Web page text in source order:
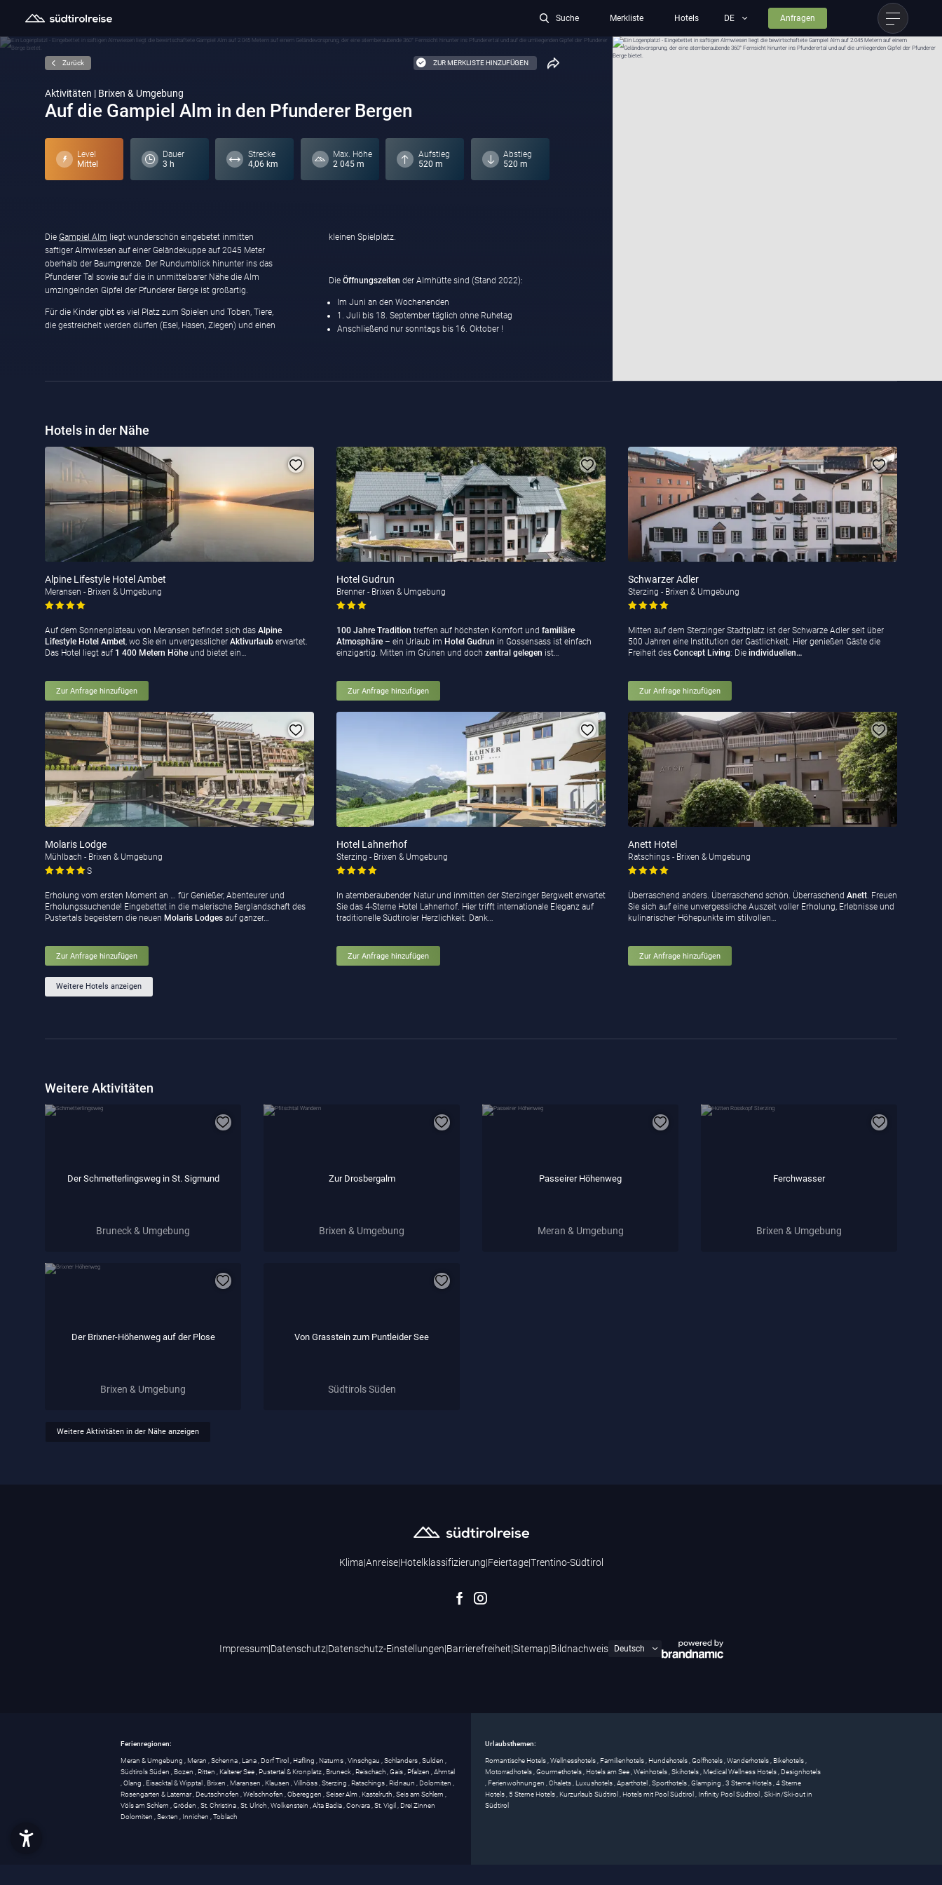
Suche Merkliste Hotels Anfragen
ZUR MERKLISTE HINZUFÜGEN
Zurück
Aktivitäten | Brixen & Umgebung
Auf die Gampiel Alm in den Pfunderer Bergen
Level
Mittel
Dauer
3 h
Strecke
4,06 km
Max. Höhe
2 045 m
Aufstieg
520 m
Abstieg
520 m
Die Gampiel Alm liegt wunderschön eingebetet inmitten
saftiger Almwiesen auf einer Geländekuppe auf 2045 Meter
oberhalb der Baumgrenze. Der Rundumblick hinunter ins das
Pfunderer Tal sowie auf die in unmittelbarer Nähe die Alm
umzingelnden Gipfel der Pfunderer Berge ist großartig.
Für die Kinder gibt es viel Platz zum Spielen und Toben, Tiere,
die gestreichelt werden dürfen (Esel, Hasen, Ziegen) und einen
kleinen Spielplatz.
Die Öffnungszeiten der Almhütte sind (Stand 2022):
Im Juni an den Wochenenden
1. Juli bis 18. September täglich ohne Ruhetag
Anschließend nur sonntags bis 16. Oktober !
Hotels in der Nähe
Alpine Lifestyle Hotel Ambet
Meransen - Brixen & Umgebung
Auf dem Sonnenplateau von Meransen befindet sich das Alpine
Lifestyle Hotel Ambet, wo Sie ein unvergesslicher Aktivurlaub erwartet.
Das Hotel liegt auf 1 400 Metern Höhe und bietet ein…
Zur Anfrage hinzufügen
Hotel Gudrun
Brenner - Brixen & Umgebung
100 Jahre Tradition treffen auf höchsten Komfort und familiäre
Atmosphäre– ein Urlaub im Hotel Gudrun in Gossensass ist einfach
einzigartig. Mitten im Grünen und doch zentral gelegen ist…
Zur Anfrage hinzufügen
Schwarzer Adler
Sterzing - Brixen & Umgebung
Mitten auf dem Sterzinger Stadtplatz ist der Schwarze Adler seit über
500 Jahren eine Institution der Gastlichkeit. Hier genießen Gäste die
Freiheit des Concept Living: Dieindividuellen…
Zur Anfrage hinzufügen
Molaris Lodge
Mühlbach - Brixen & Umgebung
S
Erholung vom ersten Moment an … für Genießer, Abenteurer und
Erholungssuchende! Eingebettet in die malerische Berglandschaft des
Pustertals begeistern die neuen Molaris Lodges auf ganzer…
Zur Anfrage hinzufügen
Hotel Lahnerhof
Sterzing - Brixen & Umgebung
In atemberaubender Natur und inmitten der Sterzinger Bergwelt erwartet
Sie das 4-Sterne Hotel Lahnerhof. Hier trifft internationale Eleganz auf
traditionelle Südtiroler Herzlichkeit. Dank…
Zur Anfrage hinzufügen
Anett Hotel
Ratschings - Brixen & Umgebung
Überraschend anders. Überraschend schön. Überraschend Anett. Freuen
Sie sich auf eine unvergessliche Auszeit voller Erholung, Erlebnisse und
kulinarischer Höhepunkte im stilvollen…
Zur Anfrage hinzufügen
Weitere Hotels anzeigen
Weitere Aktivitäten
Der Schmetterlingsweg in St. Sigmund
Bruneck & Umgebung
Zur Drosbergalm
Brixen & Umgebung
Passeirer Höhenweg
Meran & Umgebung
Ferchwasser
Brixen & Umgebung
Der Brixner-Höhenweg auf der Plose
Brixen & Umgebung
Von Grasstein zum Puntleider See
Südtirols Süden
Weitere Aktivitäten in der Nähe anzeigen
Klima|Anreise|Hotelklassifizierung|Feiertage|Trentino-Südtirol
Impressum|Datenschutz|Datenschutz-Einstellungen|Barrierefreiheit|Sitemap|Bildnachweis
Ferienregionen:
Meran & Umgebung , Meran ,Schenna, Lana, Dorf Tirol, Hafling , Naturns,Vinschgau ,Schlanders,Sulden ,
Südtirols Süden , Bozen ,Ritten , Kalterer See, Pustertal & Kronplatz, Bruneck,Reischach,Gais, Pfalzen ,Ahrntal
,Olang , Eisacktal & Wipptal, Brixen , Maransen , Klausen ,Villnöss,Sterzing ,Ratschings,Ridnaun , Dolomiten ,
Rosengarten & Latemar, Deutschnofen ,Welschnofen ,Obereggen ,Seiser Alm, Kastelruth,Seis am Schlern ,
Völs am Schlern ,Gröden ,St. Christina,St. Ulrich,Wolkenstein ,Alta Badia,Corvara,St. Vigil, Drei Zinnen
Dolomiten ,Sexten , Innichen ,Toblach
Urlaubsthemen:
Romantische Hotels,Wellnesshotels, Familienhotels, Hundehotels,Golfhotels,Wanderhotels, Bikehotels,
Motorradhotels,Gourmethotels, Hotels am See,Weinhotels,Skihotels, Medical Wellness Hotels, Designhotels
, Ferienwohnungen ,Chalets, Luxushotels,Aparthotel,Sporthotels,Glamping ,3 Sterne Hotels,4 Sterne
Hotels, 5 Sterne Hotels, Kurzurlaub Südtirol, Hotels mit Pool Südtirol, Infinity Pool Südtirol,Ski-in/Ski-out in
Südtirol